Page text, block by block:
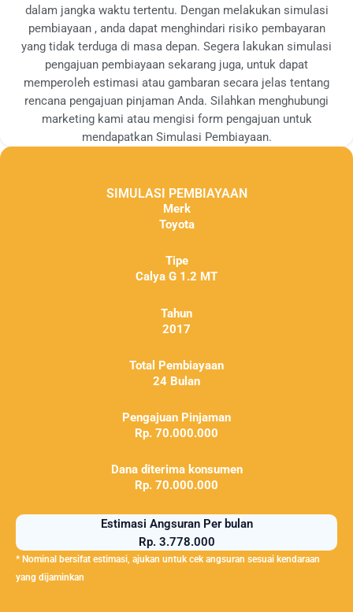
dalam jangka waktu tertentu. Dengan melakukan simulasi
pembiayaan , anda dapat menghindari risiko pembayaran
yang tidak terduga di masa depan. Segera lakukan simulasi
pengajuan pembiayaan sekarang juga, untuk dapat
memperoleh estimasi atau gambaran secara jelas tentang
rencana pengajuan pinjaman Anda. Silahkan menghubungi
marketing kami atau mengisi form pengajuan untuk
mendapatkan Simulasi Pembiayaan.
SIMULASI PEMBIAYAAN
Merk
Toyota
Tipe
Calya G 1.2 MT
Tahun
2017
Total Pembiayaan
24 Bulan
Pengajuan Pinjaman
Rp. 70.000.000
Dana diterima konsumen
Rp. 70.000.000
Estimasi Angsuran Per bulan
Rp. 3.778.000
* Nominal bersifat estimasi, ajukan untuk cek angsuran sesuai kendaraan
yang dijaminkan